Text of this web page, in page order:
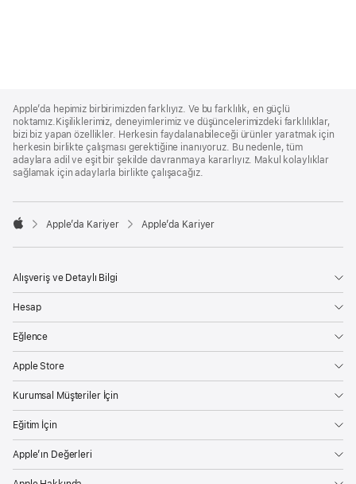
Footer
Apple’da hepimiz birbirimizden farklıyız. Ve bu farklılık, en güçlü
noktamız.Kişiliklerimiz, deneyimlerimiz ve düşüncelerimizdeki farklılıklar,
bizi biz yapan özellikler. Herkesin faydalanabileceği ürünler yaratmak için
herkesin birlikte çalışması gerektiğine inanıyoruz. Bu nedenle, tüm
adaylara adil ve eşit bir şekilde davranmaya kararlıyız. Makul kolaylıklar
sağlamak için adaylarla birlikte çalışacağız.

Apple’da Kariyer Apple’da Kariyer
Alışveriş ve Detaylı Bilgi
Hesap
Eğlence
Apple Store
Kurumsal Müşteriler İçin
Eğitim İçin
Apple’ın Değerleri